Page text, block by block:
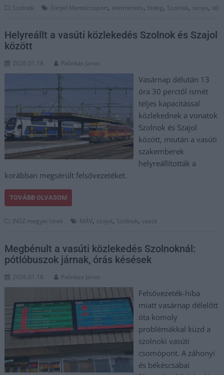
Szolnok Életjel Mentőcsoport, életmentés, hideg, Szolnok, tanya, tél
Helyreállt a vasúti közlekedés Szolnok és Szajol
között
2026.01.18. Palinkas Janos
Vasárnap délután 13
óra 30 perctől ismét
teljes kapacitással
közlekednek a vonatok
Szolnok és Szajol
között, miután a vasúti
szakemberek
helyreállították a
korábban megsérült felsővezetéket.
TOVÁBB OLVASOM
JNSZ megyei hírek MÁV, szajol, Szolnok,vasút
Megbénult a vasúti közlekedés Szolnoknál:
pótlóbuszok járnak, órás késések
2026.01.18. Palinkas Janos
Felsővezeték-hiba
miatt vasárnap délelőtt
óta komoly
problémákkal küzd a
szolnoki vasúti
csomópont. A záhonyi
és békéscsabai